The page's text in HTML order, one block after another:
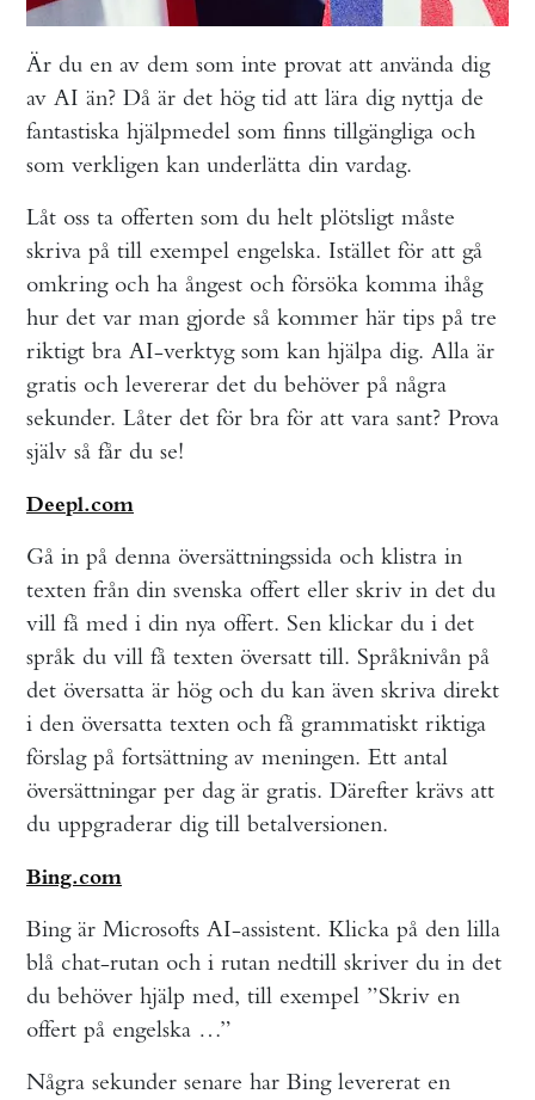
Är du en av dem som inte provat att använda dig
av AI än? Då är det hög tid att lära dig nyttja de
fantastiska hjälpmedel som finns tillgängliga och
som verkligen kan underlätta din vardag.
Låt oss ta offerten som du helt plötsligt måste
skriva på till exempel engelska. Istället för att gå
omkring och ha ångest och försöka komma ihåg
hur det var man gjorde så kommer här tips på tre
riktigt bra AI-verktyg som kan hjälpa dig. Alla är
gratis och levererar det du behöver på några
sekunder. Låter det för bra för att vara sant? Prova
själv så får du se!
Deepl.com
Gå in på denna översättningssida och klistra in
texten från din svenska offert eller skriv in det du
vill få med i din nya offert. Sen klickar du i det
språk du vill få texten översatt till. Språknivån på
det översatta är hög och du kan även skriva direkt
i den översatta texten och få grammatiskt riktiga
förslag på fortsättning av meningen. Ett antal
översättningar per dag är gratis. Därefter krävs att
du uppgraderar dig till betalversionen.
Bing.com
Bing är Microsofts AI-assistent. Klicka på den lilla
blå chat-rutan och i rutan nedtill skriver du in det
du behöver hjälp med, till exempel ”Skriv en
offert på engelska …”
Några sekunder senare har Bing levererat en